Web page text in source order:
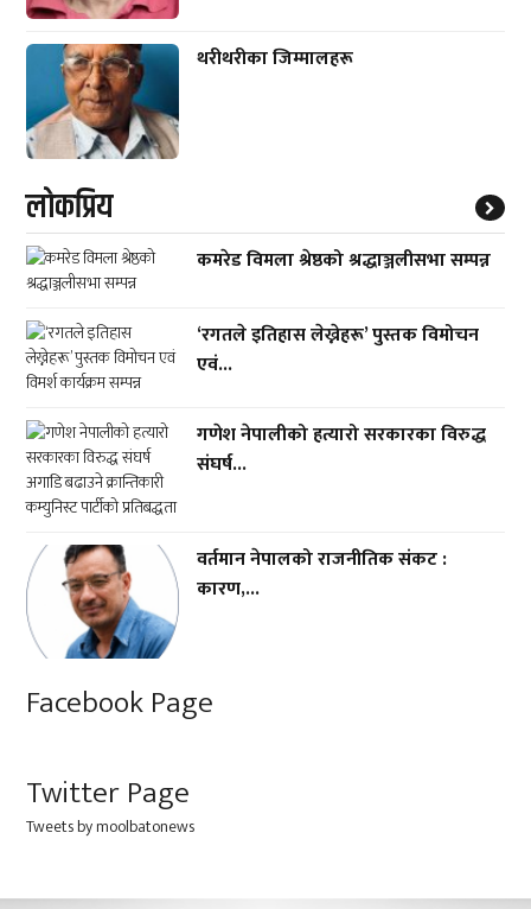
थरीथरीका जिम्मालहरू
लाेकप्रिय
कमरेड विमला श्रेष्ठको श्रद्धाञ्जलीसभा सम्पन्न
‘रगतले इतिहास लेख्नेहरू’ पुस्तक विमोचन
एवं...
गणेश नेपालीको हत्यारो सरकारका विरुद्ध
संघर्ष...
वर्तमान नेपालको राजनीतिक संकट :
कारण,...
Facebook Page
Twitter Page
Tweets by moolbatonews